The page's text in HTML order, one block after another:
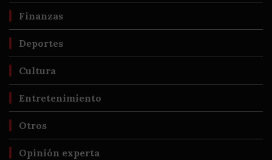
Finanzas
Deportes
Cultura
Entretenimiento
Otros
Opinión experta